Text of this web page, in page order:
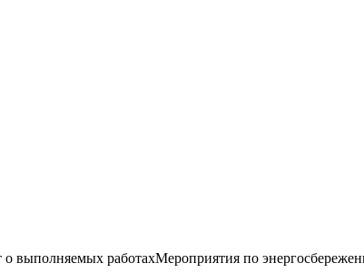
о выполняемых работахМероприятия по